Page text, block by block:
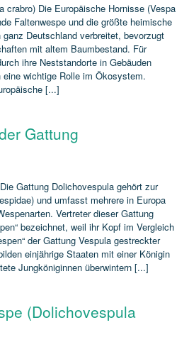
crabro) Die Europäische Hornisse (Vespa
Faltenwespe und die größte heimische
Deutschland verbreitet, bevorzugt
mit altem Baumbestand. Für
ihre Neststandorte in Gebäuden
wichtige Rolle im Ökosystem.
[...]
Gattung
Gattung Dolichovespula gehört zur
und umfasst mehrere in Europa
Vertreter dieser Gattung
bezeichnet, weil ihr Kopf im Vergleich
der Gattung Vespula gestreckter
einjährige Staaten mit einer Königin
Jungköniginnen überwintern [...]
(Dolichovespula